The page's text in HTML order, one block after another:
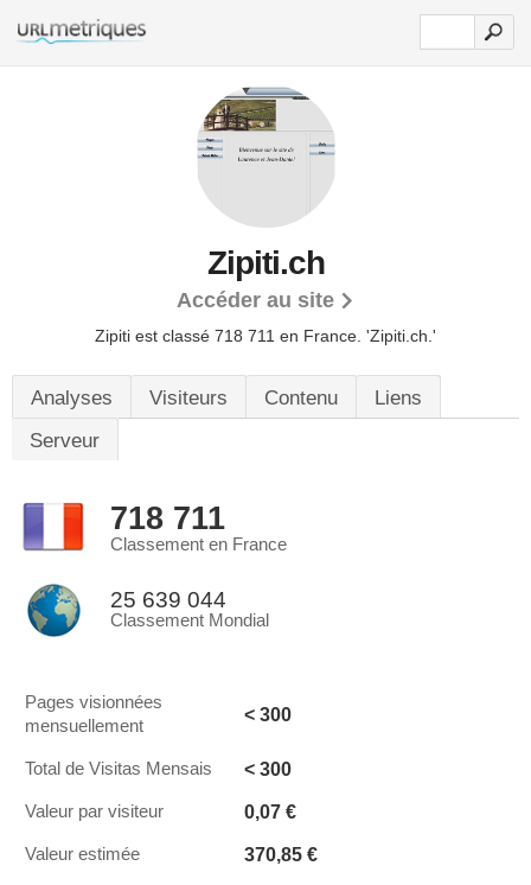
Zipiti.ch
Accéder au site
Zipiti est classé 718 711 en France. 'Zipiti.ch.'
Analyses Visiteurs Contenu
Liens
Serveur
718 711
Classement en France
25 639 044
Classement Mondial
Pages visionnées
mensuellement
< 300
Total de Visitas Mensais < 300
Valeur par visiteur 0,07 €
Valeur estimée 370,85 €